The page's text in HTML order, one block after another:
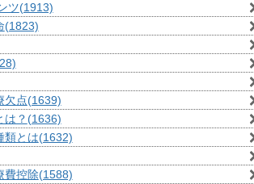
ツ(1913)
(1823)
欠点(1639)
は？ (1636)
類とは(1632)
費控除(1588)